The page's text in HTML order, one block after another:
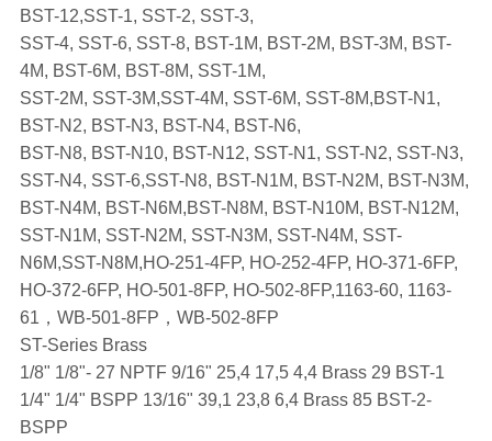
BST-12,SST-1, SST-2, SST-3,
SST-4, SST-6, SST-8, BST-1M, BST-2M, BST-3M, BST-
4M, BST-6M, BST-8M, SST-1M,
SST-2M, SST-3M,SST-4M, SST-6M, SST-8M,BST-N1,
BST-N2, BST-N3, BST-N4, BST-N6,
BST-N8, BST-N10, BST-N12, SST-N1, SST-N2, SST-N3,
SST-N4, SST-6,SST-N8, BST-N1M, BST-N2M, BST-N3M,
BST-N4M, BST-N6M,BST-N8M, BST-N10M, BST-N12M,
SST-N1M, SST-N2M, SST-N3M, SST-N4M, SST-
N6M,SST-N8M,HO-251-4FP, HO-252-4FP, HO-371-6FP,
HO-372-6FP, HO-501-8FP, HO-502-8FP,1163-60, 1163-
61，WB-501-8FP，WB-502-8FP
ST-Series Brass
1/8" 1/8"- 27 NPTF 9/16" 25,4 17,5 4,4 Brass 29 BST-1
1/4" 1/4" BSPP 13/16" 39,1 23,8 6,4 Brass 85 BST-2-
BSPP